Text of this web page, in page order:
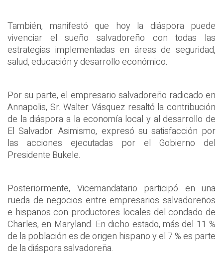
También, manifestó que hoy la diáspora puede
vivenciar el sueño salvadoreño con todas las
estrategias implementadas en áreas de seguridad,
salud, educación y desarrollo económico.
Por su parte, el empresario salvadoreño radicado en
Annapolis, Sr. Walter Vásquez resaltó la contribución
de la diáspora a la economía local y al desarrollo de
El Salvador. Asimismo, expresó su satisfacción por
las acciones ejecutadas por el Gobierno del
Presidente Bukele.
Posteriormente, Vicemandatario participó en una
rueda de negocios entre empresarios salvadoreños
e hispanos con productores locales del condado de
Charles, en Maryland. En dicho estado, más del 11 %
de la población es de origen hispano y el 7 % es parte
de la diáspora salvadoreña.